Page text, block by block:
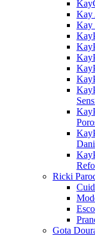
Kay
Kay
Ricki
Gota